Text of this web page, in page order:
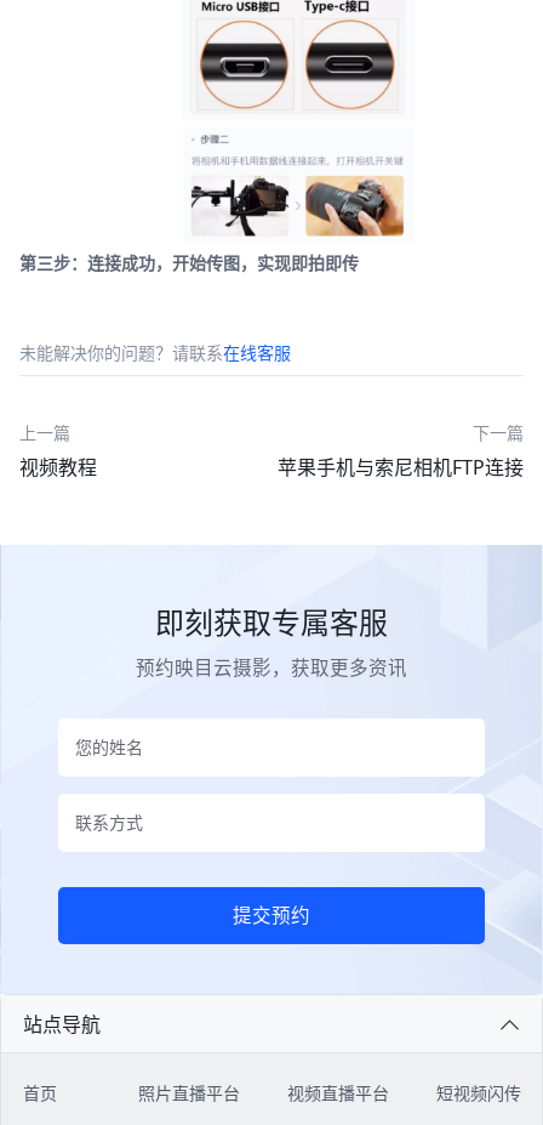
第三步：连接成功，开始传图，实现即拍即传
未能解决你的问题？请联系在线客服
上一篇
视频教程
下一篇
苹果手机与索尼相机FTP连接
即刻获取专属客服
预约映目云摄影，获取更多资讯
提交预约
站点导航
首页
照片直播平台
视频直播平台
短视频闪传